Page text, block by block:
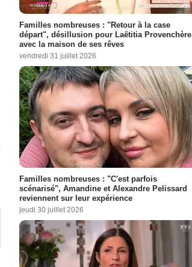
Familles nombreuses : "Retour à la case
départ", désillusion pour Laëtitia Provenchère
avec la maison de ses rêves
vendredi 31 juillet 2026
Familles nombreuses : "C'est parfois
scénarisé", Amandine et Alexandre Pelissard
reviennent sur leur expérience
jeudi 30 juillet 2026